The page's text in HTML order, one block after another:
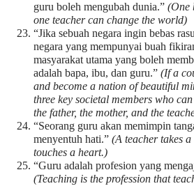
guru boleh mengubah dunia.” (One
one teacher can change the world)
“Jika sebuah negara ingin bebas
negara yang mempunyai buah
masyarakat utama yang boleh
adalah bapa, ibu, dan guru.” (If a
and become a nation of beautiful
three key societal members who
the father, the mother, and the
“Seorang guru akan memimpin
menyentuh hati.” (A teacher takes
touches a heart.)
“Guru adalah profesion yang
(Teaching is the profession that